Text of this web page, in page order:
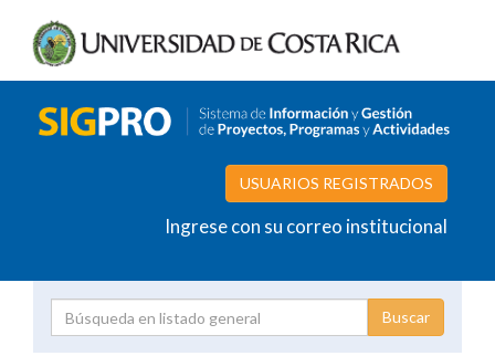
USUARIOS REGISTRADOS
Ingrese con su correo institucional